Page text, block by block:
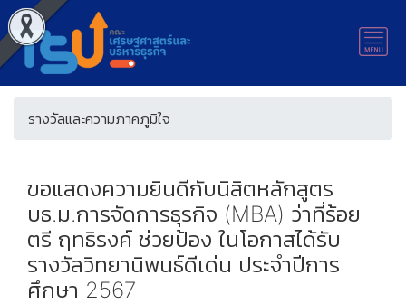
รางวัลและความภาคภูมิใจ
ขอแสดงความยินดีกับนิสิตหลักสูตร
บธ.ม.การจัดการธุรกิจ (MBA) ว่าที่ร้อย
ตรี ฤทธิรงค์ ช่วยป้อง ในโอกาสได้รับ
รางวัลวิทยานิพนธ์ดีเด่น ประจำปีการ
ศึกษา 2567